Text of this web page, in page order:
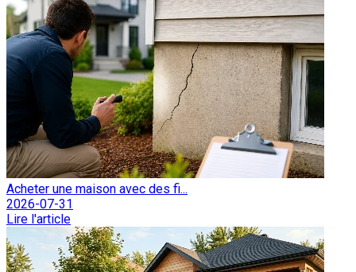
Acheter une maison avec des fi...
2026-07-31
Lire l'article